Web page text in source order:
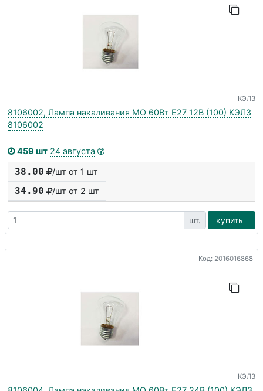
КЭЛЗ
8106002, Лампа накаливания МО 60Вт E27 12В (100) КЭЛЗ
8106002
459 шт 24 августа
38.00 /шт от 1 шт
34.90 /шт от 2 шт
шт. купить
Код: 2016016868
КЭЛЗ